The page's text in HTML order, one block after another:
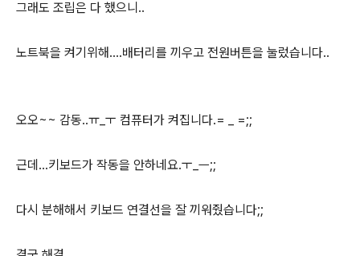
그래도 조립은 다 했으니..
노트북을 켜기위해....배터리를 끼우고 전원버튼을 눌렀습니다..
오오~~ 감동..ㅠ_ㅜ 컴퓨터가 켜집니다.= _ =;;
근데...키보드가 작동을 안하네요.ㅜ_ㅡ;;
다시 분해해서 키보드 연결선을 잘 끼워줬습니다;;